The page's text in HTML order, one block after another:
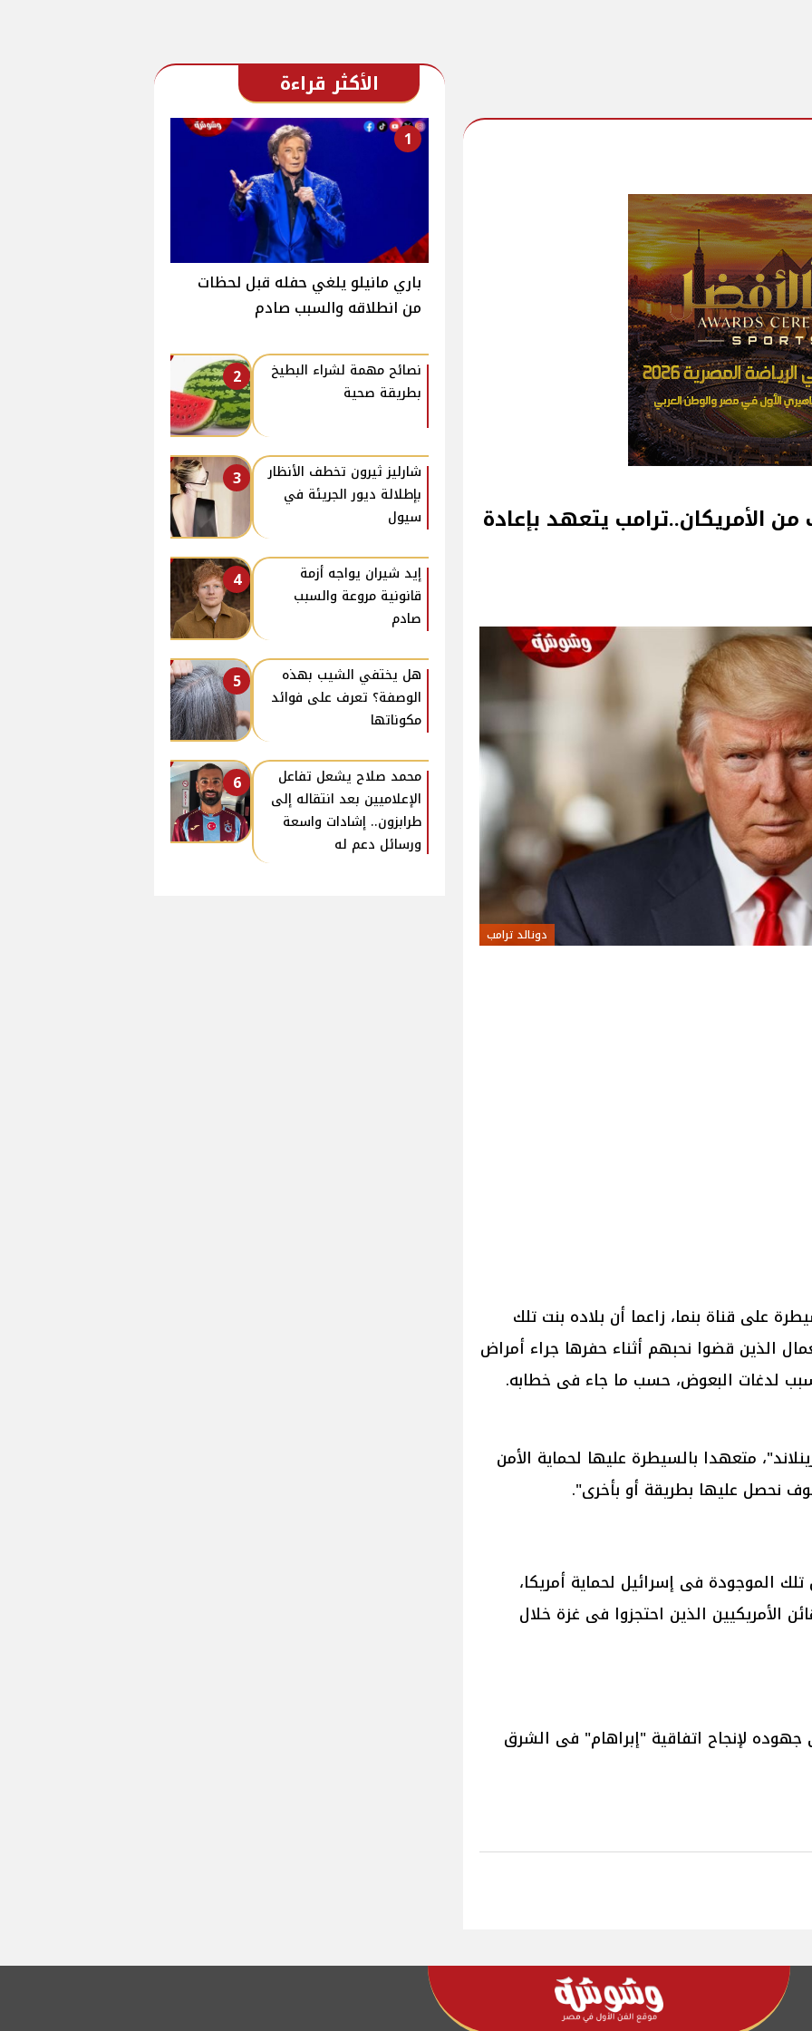
الأمريكان..ترامب يتعهد بإعادة
دونالد ترامب
على قناة بنما، زاعما أن بلاده بنت تلك
الذين قضوا نحبهم أثناء حفرها جراء أمراض
لدغات البعوض، حسب ما جاء فى خطابه.
متعهدا بالسيطرة عليها لحماية الأمن
نحصل عليها بطريقة أو بأخرى".
الموجودة فى إسرائيل لحماية أمريكا،
الأمريكيين الذين احتجزوا فى غزة خلال
لإنجاح اتفاقية "إبراهام" فى الشرق
الأكثر قراءة
1
باري مانيلو يلغي حفله قبل لحظات
من انطلاقه والسبب صادم
2
نصائح مهمة لشراء البطيخ
بطريقة صحية
3
شارليز ثيرون تخطف الأنظار
بإطلالة ديور الجريئة في
سيول
4
إيد شيران يواجه أزمة
قانونية مروعة والسبب
صادم
5
هل يختفي الشيب بهذه
الوصفة؟ تعرف على فوائد
مكوناتها
6
محمد صلاح يشعل تفاعل
الإعلاميين بعد انتقاله إلى
طرابزون.. إشادات واسعة
ورسائل دعم له